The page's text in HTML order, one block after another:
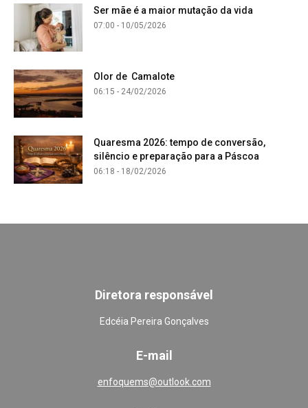
Ser mãe é a maior mutação da vida
07:00 - 10/05/2026
Olor de Camalote
06:15 - 24/02/2026
Quaresma 2026: tempo de conversão,
silêncio e preparação para a Páscoa
06:18 - 18/02/2026
Diretora responsável
Edcéia Pereira Gonçalves
E-mail
enfoquems@outlook.com